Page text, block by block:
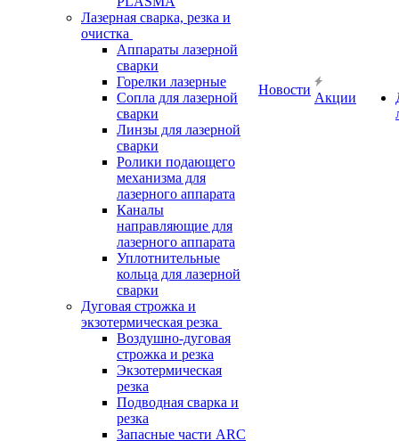
Лазерная сварка, резка и
очистка
Аппараты лазерной
сварки
Горелки лазерные
Сопла для лазерной
сварки
Линзы для лазерной
сварки
Ролики подающего
механизма для
лазерного аппарата
Каналы
направляющие для
лазерного аппарата
Уплотнительные
кольца для лазерной
сварки
Дуговая строжка и
экзотермическая резка
Воздушно-дуговая
строжка и резка
Экзотермическая
резка
Подводная сварка и
резка
Запасные части ARC
Новости
Акции